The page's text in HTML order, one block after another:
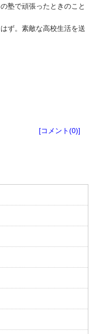
塾で頑張ったときのこと
ず。素敵な高校生活を送
[コメント(0)]